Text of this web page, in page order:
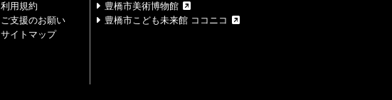
利用規約
ご支援のお願い
サイトマップ
豊橋市美術博物館
豊橋市こども未来館 ココニコ